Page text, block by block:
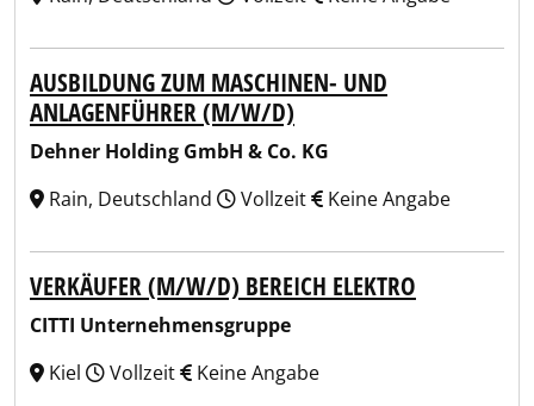
AUSBILDUNG ZUM MASCHINEN- UND
ANLAGENFÜHRER (M/W/D)
Dehner Holding GmbH & Co. KG
Rain, Deutschland
Vollzeit Keine Angabe
VERKÄUFER (M/W/D) BEREICH ELEKTRO
CITTI Unternehmensgruppe
Kiel
Vollzeit Keine Angabe